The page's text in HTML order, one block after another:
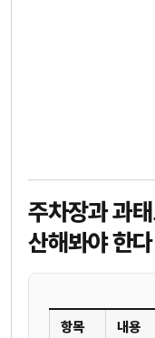
주차장과 과
산해봐야 한다
항목 내용